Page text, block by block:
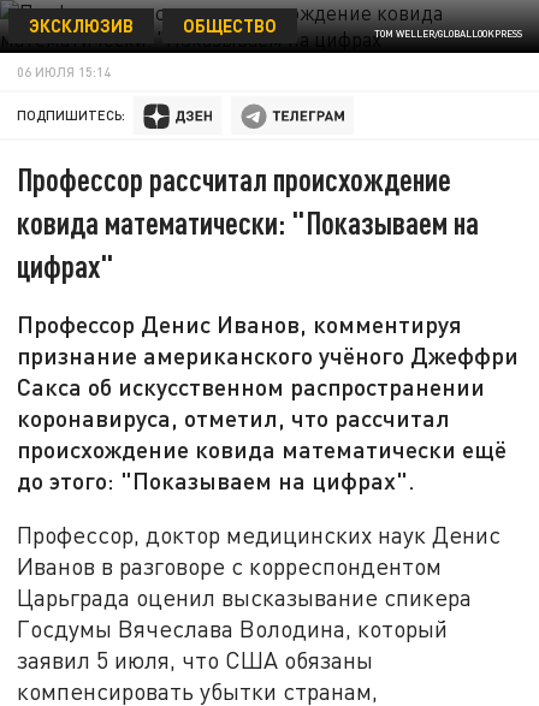
TOM WELLER/GLOBALLOOKPRESS
ЭКСКЛЮЗИВ ОБЩЕСТВО
06 ИЮЛЯ 15:14
ПОДПИШИТЕСЬ:
Профессор рассчитал происхождение
ковида математически: "Показываем на
цифрах"
Профессор Денис Иванов, комментируя
признание американского учёного Джеффри
Сакса об искусственном распространении
коронавируса, отметил, что рассчитал
происхождение ковида математически ещё
до этого: "Показываем на цифрах".
Профессор, доктор медицинских наук Денис
Иванов в разговоре с корреспондентом
Царьграда оценил высказывание спикера
Госдумы Вячеслава Володина, который
заявил 5 июля, что США обязаны
компенсировать убытки странам,